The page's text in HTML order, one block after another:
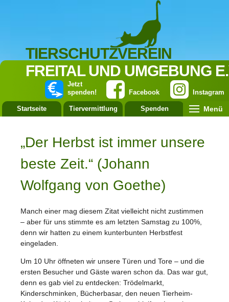
TIERSCHUTZVEREIN
FREITAL UND UMGEBUNG
Instagram
Facebook
Jetzt
spenden!
Startseite Tiervermittlung Spenden Menü
„Der Herbst ist immer unsere
beste Zeit.“ (Johann
Wolfgang von Goethe)
Manch einer mag diesem Zitat vielleicht nicht zustimmen
– aber für uns stimmte es am letzten Samstag zu 100%,
denn wir hatten zu einem kunterbunten Herbstfest
eingeladen.
Um 10 Uhr öffneten wir unsere Türen und Tore – und die
ersten Besucher und Gäste waren schon da. Das war gut,
denn es gab viel zu entdecken: Trödelmarkt,
Kinderschminken, Bücherbasar, den neuen Tierheim-